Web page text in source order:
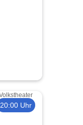
20:00 Uhr